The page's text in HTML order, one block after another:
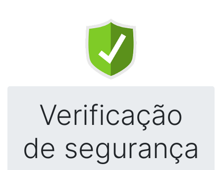
Verificação
de segurança